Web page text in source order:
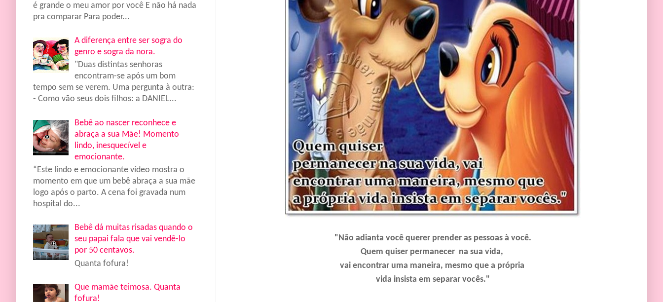
é grande o meu amor por você E não há nada
pra comparar Para poder...
A diferença entre ser sogra do
genro e sogra da nora.
"Duas distintas senhoras
encontram-se após um bom
tempo sem se verem. Uma pergunta à outra:
- Como vão seus dois filhos: a DANIEL...
Bebê ao nascer reconhece e
abraça a sua Mãe! Momento
lindo, inesquecível e
emocionante.
“Este lindo e emocionante vídeo mostra o
momento em que um bebê abraça a sua mãe
logo após o parto. A cena foi gravada num
hospital do...
Bebê dá muitas risadas quando o
seu papai fala que vai vendê-lo
por 50 centavos.
Quanta fofura!
Que mamãe teimosa. Quanta
fofura!
"Não adianta você querer prender as pessoas à você.
Quem quiser permanecer na sua vida,
vai encontrar uma maneira, mesmo que a própria
vida insista em separar vocês."